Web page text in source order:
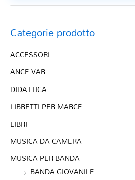
Categorie prodotto
ACCESSORI
ANCE VAR
DIDATTICA
LIBRETTI PER MARCE
LIBRI
MUSICA DA CAMERA
MUSICA PER BANDA
BANDA GIOVANILE